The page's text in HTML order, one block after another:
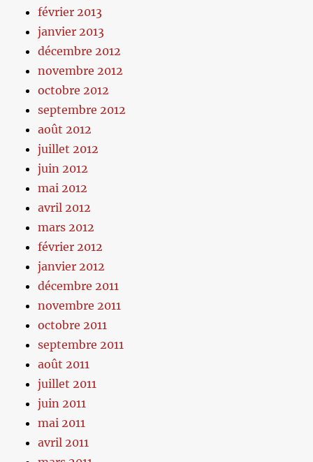
février 2013
janvier 2013
décembre 2012
novembre 2012
octobre 2012
septembre 2012
août 2012
juillet 2012
juin 2012
mai 2012
avril 2012
mars 2012
février 2012
janvier 2012
décembre 2011
novembre 2011
octobre 2011
septembre 2011
août 2011
juillet 2011
juin 2011
mai 2011
avril 2011